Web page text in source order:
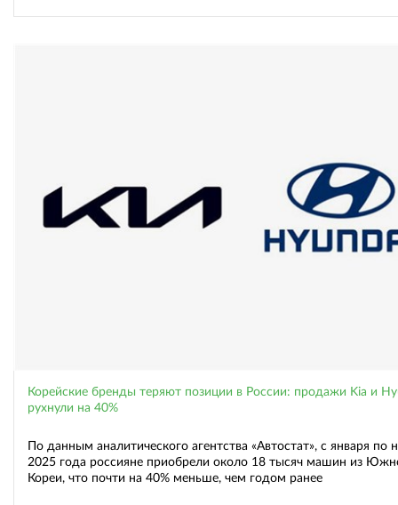
Корейские бренды теряют позиции в России: продажи Kia и
рухнули на 40%
По данным аналитического агентства «Автостат», с января по
2025 года россияне приобрели около 18 тысяч машин из
Кореи, что почти на 40% меньше, чем годом ранее